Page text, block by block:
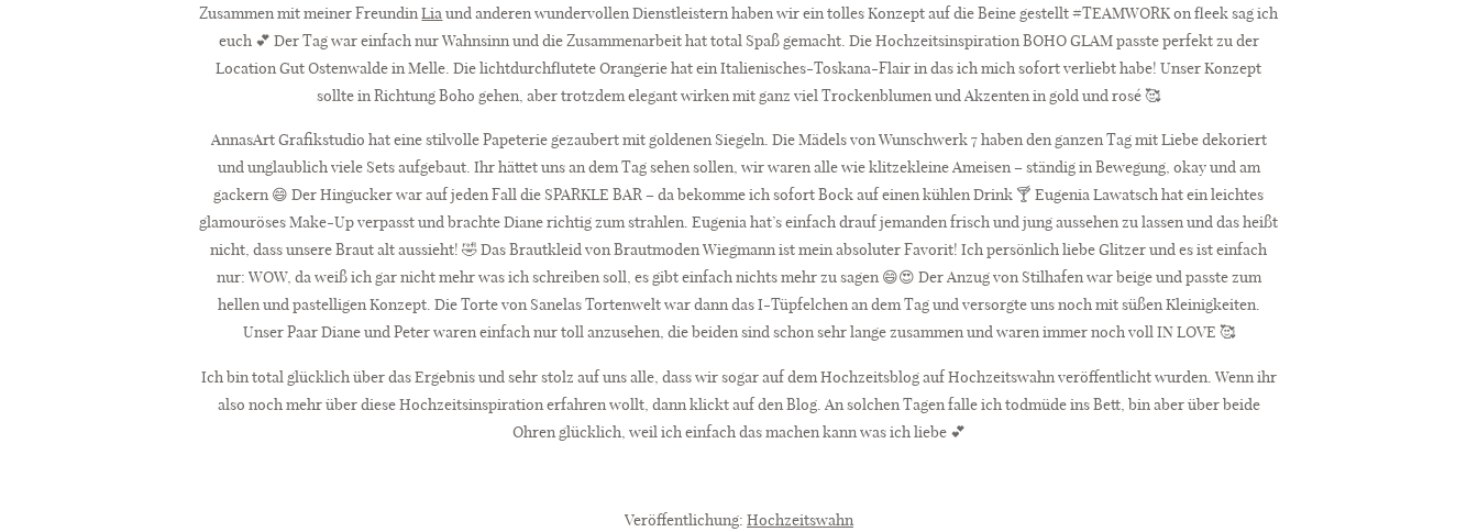
Zusammen mit meiner FreundinLiaund anderen wundervollen Dienstleistern haben wir ein tolles Konzept auf die Beine gestellt #TEAMWORK on fleek sag ich
euch 💕 Der Tag war einfach nur Wahnsinn und die Zusammenarbeit hat total Spaß gemacht. Die Hochzeitsinspiration BOHO GLAM passte perfekt zu der
Location Gut Ostenwalde in Melle. Die lichtdurchflutete Orangerie hat ein Italienisches-Toskana-Flair in das ich mich sofort verliebt habe! Unser Konzept
sollte in Richtung Boho gehen, aber trotzdem elegant wirken mit ganz viel Trockenblumen und Akzenten in gold und rosé 🥰
AnnasArt Grafikstudio hat eine stilvolle Papeterie gezaubert mit goldenen Siegeln. Die Mädels von Wunschwerk 7 haben den ganzen Tag mit Liebe dekoriert
und unglaublich viele Sets aufgebaut. Ihr hättet uns an dem Tag sehen sollen, wir waren alle wie klitzekleine Ameisen – ständig in Bewegung, okay und am
gackern 😄 Der Hingucker war auf jeden Fall die SPARKLE BAR – da bekomme ich sofort Bock auf einen kühlen Drink 🍸 Eugenia Lawatsch hat ein leichtes
glamouröses Make-Up verpasst und brachte Diane richtig zum strahlen. Eugenia hat’s einfach drauf jemanden frisch und jung aussehen zu lassen und das heißt
nicht, dass unsere Braut alt aussieht! 🤣 Das Brautkleid von Brautmoden Wiegmann ist mein absoluter Favorit! Ich persönlich liebe Glitzer und es ist einfach
nur: WOW, da weiß ich gar nicht mehr was ich schreiben soll, es gibt einfach nichts mehr zu sagen 😄😍 Der Anzug von Stilhafen war beige und passte zum
hellen und pastelligen Konzept. Die Torte von Sanelas Tortenwelt war dann das I-Tüpfelchen an dem Tag und versorgte uns noch mit süßen Kleinigkeiten.
Unser Paar Diane und Peter waren einfach nur toll anzusehen, die beiden sind schon sehr lange zusammen und waren immer noch voll IN LOVE 🥰
Ich bin total glücklich über das Ergebnis und sehr stolz auf uns alle, dass wir sogar auf dem Hochzeitsblog auf Hochzeitswahn veröffentlicht wurden. Wenn ihr
also noch mehr über diese Hochzeitsinspiration erfahren wollt, dann klickt auf den Blog. An solchen Tagen falle ich todmüde ins Bett, bin aber über beide
Ohren glücklich, weil ich einfach das machen kann was ich liebe 💕
Veröffentlichung: Hochzeitswahn